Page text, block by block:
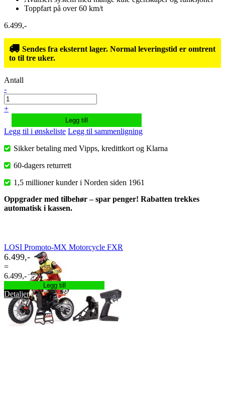
Toppfart på over 60 km/t
6.499,-
Sendes fra eksternt lager. Normal leveringstid er omtrent
to til tre uker.
Antall
-
+
Legg till
Legg til i ønskeliste Legg til sammenligning
Sikker betaling med Vipps, kredittkort og Klarna
60-dagers returrett
1,5 millioner kunder i Norden siden 1961
Oppgrader med tilbehør – spar penger! Rabatten trekkes
automatisk i kassen.
LOSI Promoto-MX Motorcycle FXR
6.499,-
=
6.499,-
Legg till
Detaljer